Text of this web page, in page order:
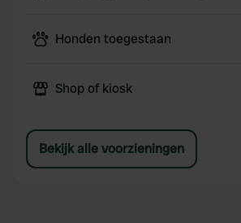
Honden toegestaan
Shop of kiosk
Bekijk alle voorzieningen